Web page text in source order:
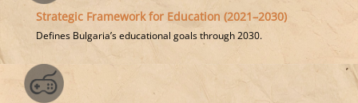
Strategic Framework for Education (2021–2030)
Defines Bulgaria’s educational goals through 2030.